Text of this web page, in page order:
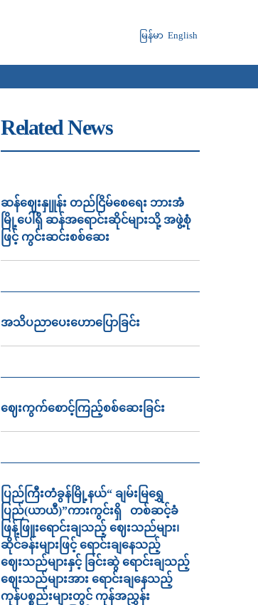
မြန်မာ English
Related News
ဆန်ဈေးနှုူန်း တည်ငြိမ်စေရေး ဘားအံ
မြို့ပေါ်ရှိ ဆန်အရောင်းဆိုင်များသို့ အဖွဲ့စုံ
ဖြင့် ကွင်းဆင်းစစ်ဆေး
အသိပညာ‌ပေး‌ဟောပြောခြင်း
ဈေးကွက်စောင့်ကြည့်စစ်ဆေးခြင်း
ပြည်ကြီးတံခွန်မြို့နယ်“ ချမ်းမြရွှေ
ပြည်(ယာယီ)”ကားကွင်းရှိ တစ်ဆင့်ခံ
ဖြန့်ဖြူးရောင်းချသည့် ဈေးသည်များ၊
ဆိုင်ခန်းများဖြင့် ရောင်းချနေသည့်
ဈေးသည်များနှင့် ခြင်းဆွဲ ရောင်းချသည့်
ဈေးသည်များအား ရောင်းချနေသည့်
ကုန်ပစ္စည်းများတွင် ကုန်အညွှန်း